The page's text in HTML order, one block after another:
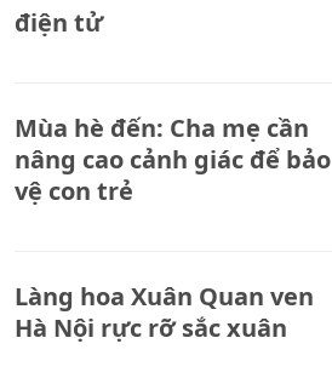
điện tử
Mùa hè đến: Cha mẹ cần
nâng cao cảnh giác để bảo
vệ con trẻ
Làng hoa Xuân Quan ven
Hà Nội rực rỡ sắc xuân